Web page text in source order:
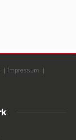
Impressum